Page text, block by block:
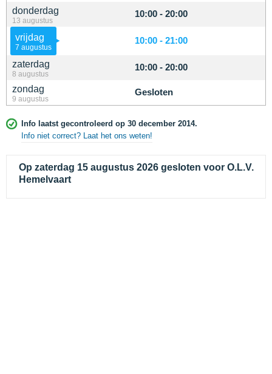
donderdag
13 augustus
10:00 - 20:00
vrijdag
7 augustus
10:00 - 21:00
zaterdag
8 augustus
10:00 - 20:00
zondag
9 augustus
Gesloten
Info laatst gecontroleerd op 30 december 2014.
Info niet correct? Laat het ons weten!
Op zaterdag 15 augustus 2026 gesloten voor O.L.V.
Hemelvaart